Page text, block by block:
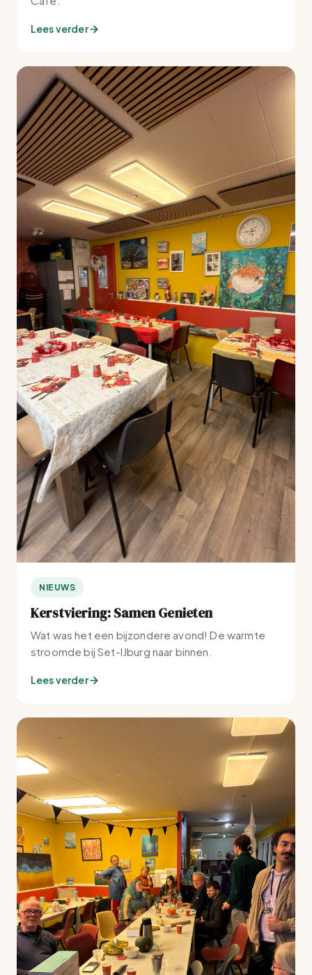
Lees verder
NIEUWS
Kerstviering: Samen Genieten
Wat was het een bijzondere avond! De warmte
stroomde bij Set-IJburg naar binnen.
Lees verder